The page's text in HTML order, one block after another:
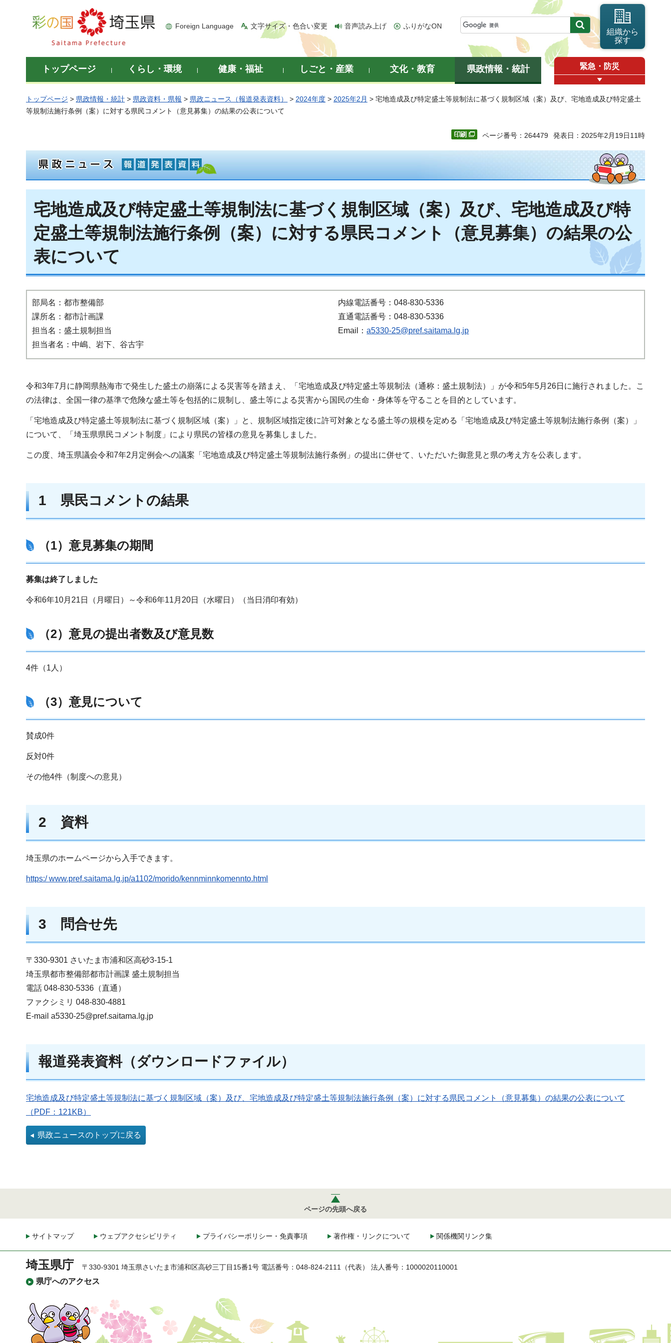
彩の国 埼玉県
Foreign Language 文字サイズ・色合い変更 音声読み上げ ふりがなON
組織から
探す
トップページ くらし・環境 健康・福祉 しごと・産業 文化・教育 県政情報・統計 緊急・防災
トップページ > 県政情報・統計 > 県政資料・県報 > 県政ニュース（報道発表資料） > 2024年度 > 2025年2月 > 宅地造成及び特定盛土等規制法に基づく規制区域（案）及び、宅地造成及び特定盛土
等規制法施行条例（案）に対する県民コメント（意見募集）の結果の公表について
ページ番号：264479 発表日：2025年2月19日11時
宅地造成及び特定盛土等規制法に基づく規制区域（案）及び、宅地造成及び特
定盛土等規制法施行条例（案）に対する県民コメント（意見募集）の結果の公
表について
部局名：都市整備部
課所名：都市計画課
担当名：盛土規制担当
担当者名：中嶋、岩下、谷古宇
内線電話番号：048-830-5336
直通電話番号：048-830-5336
Email：a5330-25@pref.saitama.lg.jp
令和3年7月に静岡県熱海市で発生した盛土の崩落による災害等を踏まえ、「宅地造成及び特定盛土等規制法（通称：盛土規制法）」が令和5年5月26日に施行されました。こ
の法律は、全国一律の基準で危険な盛土等を包括的に規制し、盛土等による災害から国民の生命・身体等を守ることを目的としています。
「宅地造成及び特定盛土等規制法に基づく規制区域（案）」と、規制区域指定後に許可対象となる盛土等の規模を定める「宅地造成及び特定盛土等規制法施行条例（案）」
について、「埼玉県県民コメント制度」により県民の皆様の意見を募集しました。
この度、埼玉県議会令和7年2月定例会への議案「宅地造成及び特定盛土等規制法施行条例」の提出に併せて、いただいた御意見と県の考え方を公表します。
1 県民コメントの結果
（1）意見募集の期間
募集は終了しました
令和6年10月21日（月曜日）～令和6年11月20日（水曜日）（当日消印有効）
（2）意見の提出者数及び意見数
4件（1人）
（3）意見について
賛成0件
反対0件
その他4件（制度への意見）
2 資料
埼玉県のホームページから入手できます。
https:/www.pref.saitama.lg.jp/a1102/morido/kennminnkomennto.html
3 問合せ先
〒330-9301 さいたま市浦和区高砂3-15-1
埼玉県都市整備部都市計画課 盛土規制担当
電話 048-830-5336（直通）
ファクシミリ 048-830-4881
E-mail a5330-25@pref.saitama.lg.jp
報道発表資料（ダウンロードファイル）
宅地造成及び特定盛土等規制法に基づく規制区域（案）及び、宅地造成及び特定盛土等規制法施行条例（案）に対する県民コメント（意見募集）の結果の公表について
（PDF：121KB）
県政ニュースのトップに戻る
ページの先頭へ戻る
サイトマップ ウェブアクセシビリティ プライバシーポリシー・免責事項 著作権・リンクについて 関係機関リンク集
埼玉県庁
県庁へのアクセス
〒330-9301 埼玉県さいたま市浦和区高砂三丁目15番1号 電話番号：048-824-2111（代表） 法人番号：1000020110001